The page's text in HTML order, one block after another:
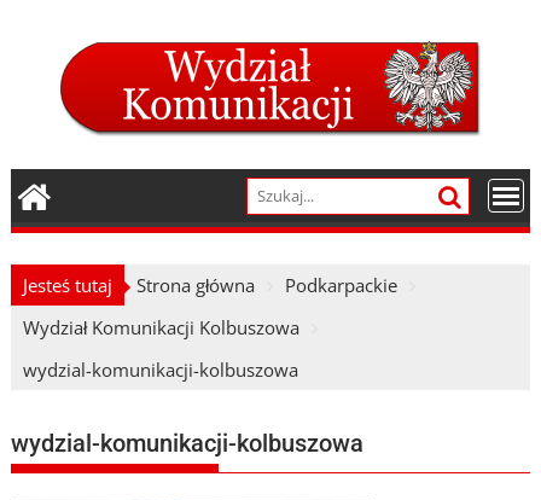
Jesteś tutaj Strona główna
Podkarpackie
Wydział Komunikacji Kolbuszowa
wydzial-komunikacji-kolbuszowa
wydzial-komunikacji-kolbuszowa